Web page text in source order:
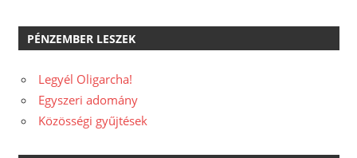
PÉNZEMBER LESZEK
Legyél Oligarcha!
Egyszeri adomány
Közösségi gyűjtések